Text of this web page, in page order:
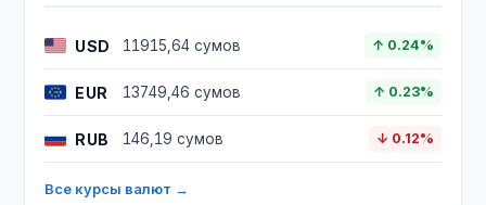
USD 11915,64 сумов ↑ 0.24%
EUR 13749,46 сумов ↑ 0.23%
RUB 146,19 сумов ↓ 0.12%
Все курсы валют →